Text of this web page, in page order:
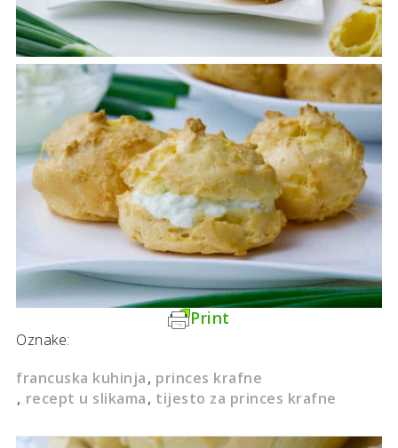
Print
Oznake:
francuska kuhinja princes krafne
recept u slikama tijesto za princes krafne